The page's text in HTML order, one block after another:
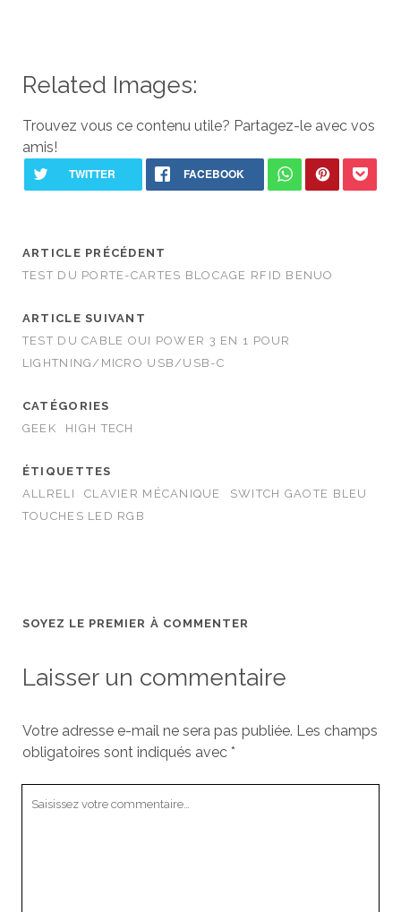
Related Images:
Trouvez vous ce contenu utile? Partagez-le avec vos
amis!
ARTICLE PRÉCÉDENT
TEST DU PORTE-CARTES BLOCAGE RFID BENUO
ARTICLE SUIVANT
TEST DU CABLE OUI POWER 3 EN 1 POUR
LIGHTNING/MICRO USB/USB-C
CATÉGORIES
GEEK
HIGH TECH
ÉTIQUETTES
ALLRELI
CLAVIER MÉCANIQUE
SWITCH GAOTE BLEU
TOUCHES LED RGB
SOYEZ LE PREMIER À COMMENTER
Laisser un commentaire
Votre adresse e-mail ne sera pas publiée. Les champs
obligatoires sont indiqués avec *